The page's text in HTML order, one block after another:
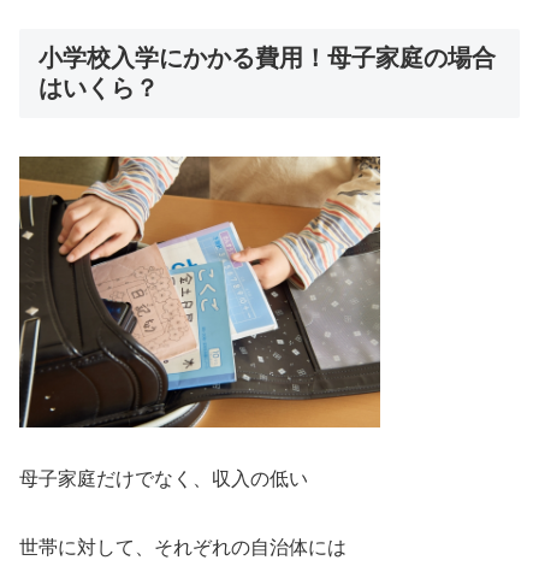
小学校入学にかかる費用！母子家庭の場合
はいくら？
母子家庭だけでなく、収入の低い
世帯に対して、それぞれの自治体には